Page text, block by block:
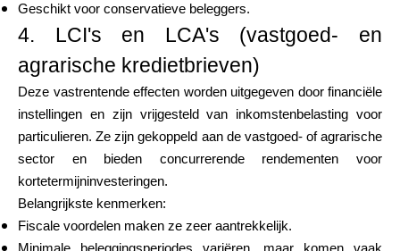
Geschikt voor conservatieve beleggers.
4. LCI's en LCA's (vastgoed- en
agrarische kredietbrieven)
Deze vastrentende effecten worden uitgegeven door financiële
instellingen en zijn vrijgesteld van inkomstenbelasting voor
particulieren. Ze zijn gekoppeld aan de vastgoed- of agrarische
sector en bieden concurrerende rendementen voor
kortetermijninvesteringen.
Belangrijkste kenmerken:
Fiscale voordelen maken ze zeer aantrekkelijk.